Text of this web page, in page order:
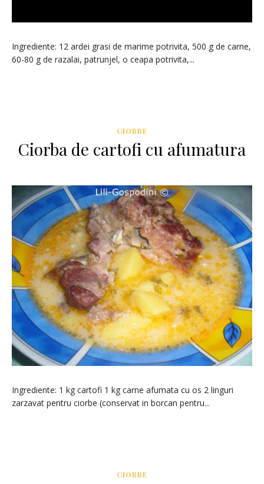
Ingrediente: 12 ardei grasi de marime potrivita, 500 g de carne,
60-80 g de razalai, patrunjel, o ceapa potrivita,...
CIORBE
Ciorba de cartofi cu afumatura
Ingrediente: 1 kg cartofi 1 kg carne afumata cu os 2 linguri
zarzavat pentru ciorbe (conservat in borcan pentru...
CIORBE